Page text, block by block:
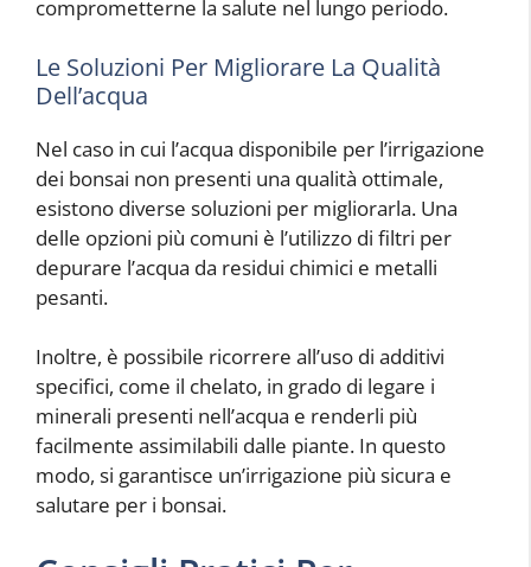
comprometterne la salute nel lungo periodo.
Le Soluzioni Per Migliorare La Qualità
Dell’acqua
Nel caso in cui l’acqua disponibile per l’irrigazione
dei bonsai non presenti una qualità ottimale,
esistono diverse soluzioni per migliorarla. Una
delle opzioni più comuni è l’utilizzo di filtri per
depurare l’acqua da residui chimici e metalli
pesanti.
Inoltre, è possibile ricorrere all’uso di additivi
specifici, come il chelato, in grado di legare i
minerali presenti nell’acqua e renderli più
facilmente assimilabili dalle piante. In questo
modo, si garantisce un’irrigazione più sicura e
salutare per i bonsai.